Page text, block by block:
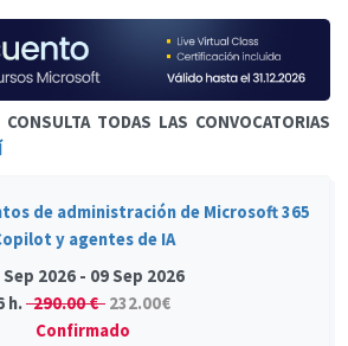
TODAS LAS CONVOCATORIAS
de administración de Microsoft 365
y agentes de IA
Sep 2026 - 09 Sep 2026
h.290.00 € 232.00€
Confirmado